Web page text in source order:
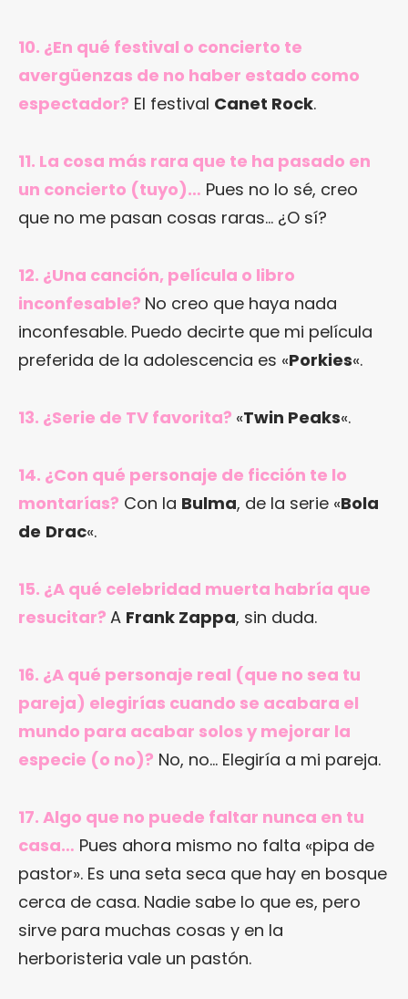
10. ¿En qué festival o concierto te
avergüenzas de no haber estado como
espectador? El festival Canet Rock.
11. La cosa más rara que te ha pasado en
un concierto (tuyo)… Pues no lo sé, creo
que no me pasan cosas raras… ¿O sí?
12. ¿Una canción, película o libro
inconfesable? No creo que haya nada
inconfesable. Puedo decirte que mi película
preferida de la adolescencia es «Porkies«.
13. ¿Serie de TV favorita? «Twin Peaks«.
14. ¿Con qué personaje de ficción te lo
montarías? Con la Bulma, de la serie «Bola
de Drac«.
15. ¿A qué celebridad muerta habría que
resucitar? A Frank Zappa, sin duda.
16. ¿A qué personaje real (que no sea tu
pareja) elegirías cuando se acabara el
mundo para acabar solos y mejorar la
especie (o no)? No, no… Elegiría a mi pareja.
17. Algo que no puede faltar nunca en tu
casa… Pues ahora mismo no falta «pipa de
pastor». Es una seta seca que hay en bosque
cerca de casa. Nadie sabe lo que es, pero
sirve para muchas cosas y en la
herboristeria vale un pastón.